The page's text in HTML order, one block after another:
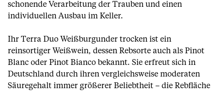
schonende Verarbeitung der Trauben und einen
individuellen Ausbau im Keller.
Ihr Terra Duo Weißburgunder trocken ist ein
reinsortiger Weißwein, dessen Rebsorte auch als Pinot
Blanc oder Pinot Bianco bekannt. Sie erfreut sich in
Deutschland durch ihren vergleichsweise moderaten
Säuregehalt immer größerer Beliebtheit – die Rebfläche